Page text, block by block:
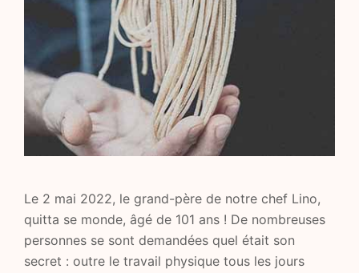
Le 2 mai 2022, le grand-père de notre chef Lino,
quitta se monde, âgé de 101 ans ! De nombreuses
personnes se sont demandées quel était son
secret : outre le travail physique tous les jours